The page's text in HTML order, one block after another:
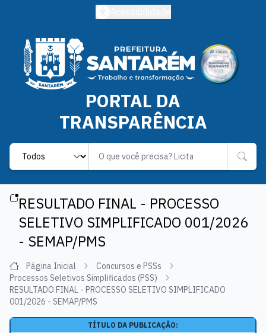
PORTAL DA
TRANSPARÊNCIA
Label
RESULTADO FINAL - PROCESSO
SELETIVO SIMPLIFICADO 001/2026
- SEMAP/PMS
Página Inicial
Concursos e PSSs
Processos Seletivos Simplificados (PSS)
RESULTADO FINAL - PROCESSO SELETIVO SIMPLIFICADO
001/2026 - SEMAP/PMS
TÍTULO DA PUBLICAÇÃO: